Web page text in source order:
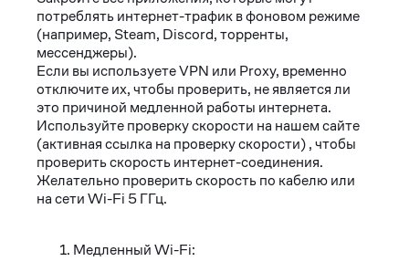
потреблять интернет-трафик в фоновом режиме
(например, Steam, Discord, торренты,
мессенджеры).
Если вы используете VPN или Proxy, временно
отключите их, чтобы проверить, не является ли
это причиной медленной работы интернета.
Используйте проверку скорости на нашем сайте
(активная ссылка на проверку скорости) , чтобы
проверить скорость интернет-соединения.
Желательно проверить скорость по кабелю или
на сети Wi-Fi 5 ГГц.
Медленный Wi-Fi: